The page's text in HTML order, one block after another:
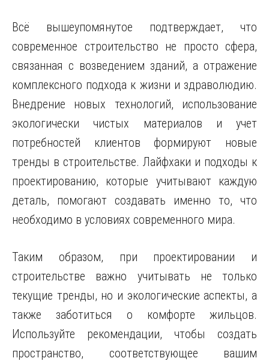
Всё вышеупомянутое подтверждает, что
современное строительство не просто сфера,
связанная с возведением зданий, а отражение
комплексного подхода к жизни и здраволюдию.
Внедрение новых технологий, использование
экологически чистых материалов и учет
потребностей клиентов формируют новые
тренды в строительстве. Лайфхаки и подходы к
проектированию, которые учитывают каждую
деталь, помогают создавать именно то, что
необходимо в условиях современного мира.
Таким образом, при проектировании и
строительстве важно учитывать не только
текущие тренды, но и экологические аспекты, а
также заботиться о комфорте жильцов.
Используйте рекомендации, чтобы создать
пространство, соответствующее вашим